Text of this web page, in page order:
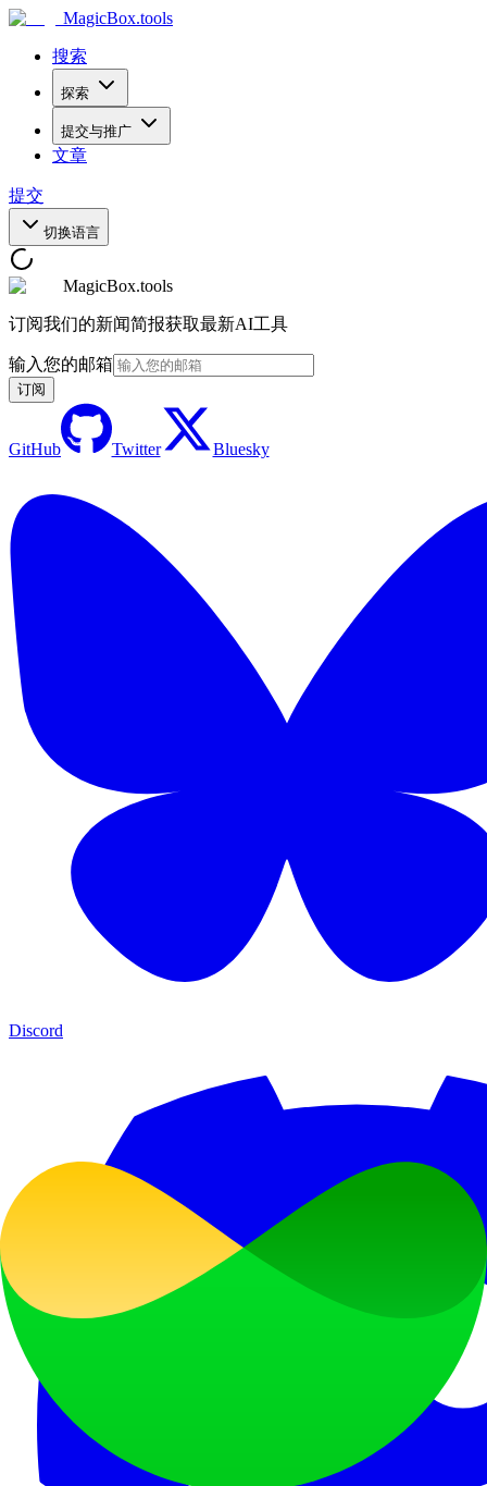
MagicBox.tools
搜索
探索
提交与推广
文章
提交
切换语言
MagicBox.tools
订阅我们的新闻简报获取最新AI工具
输入您的邮箱
订阅
GitHub Twitter Bluesky
Discord